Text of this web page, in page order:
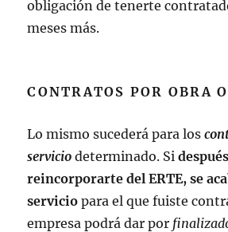
obligación de tenerte
meses más.
CONTRATOS POR OBRA
Lo mismo sucederá para los
servicio determinado. Si
reincorporarte del ERTE, se
servicio para el que fuiste
empresa podrá dar por